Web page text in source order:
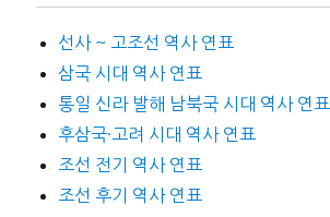
선사 ~ 고조선 역사 연표
삼국 시대 역사 연표
통일 신라 발해 남북국 시대 역사 연표
후삼국·고려 시대 역사 연표
조선 전기 역사 연표
조선 후기 역사 연표